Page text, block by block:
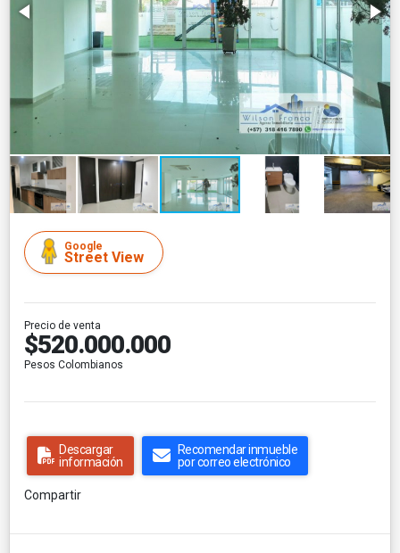
Google
Street View
Precio de venta
$520.000.000
Pesos Colombianos
Descargar
información
Recomendar inmueble
por correo electrónico
Compartir